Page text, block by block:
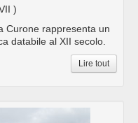
)
Curone rappresenta un
databile al XII secolo.
Lire tout